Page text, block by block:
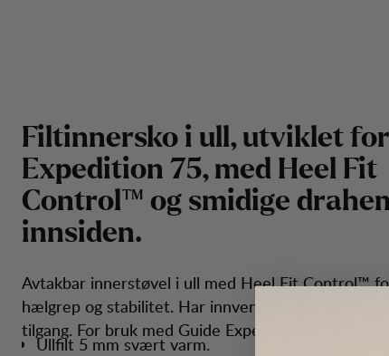
Filtinnersko i ull, utviklet for
Expedition 75, med Heel Fit
Control™ og smidige drahe
innsiden.
Avtakbar innerstøvel i ull med Heel Fit Control™
hælgrep og stabilitet. Har innvendige trekkløkker
tilgang. For bruk med Guide Expedition 75 (art. nr.
Ullfilt 5 mm svært varm.